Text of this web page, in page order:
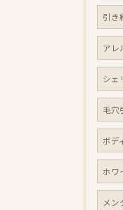
引き
アレ
シェ
毛穴
ボデ
ホワ
メン